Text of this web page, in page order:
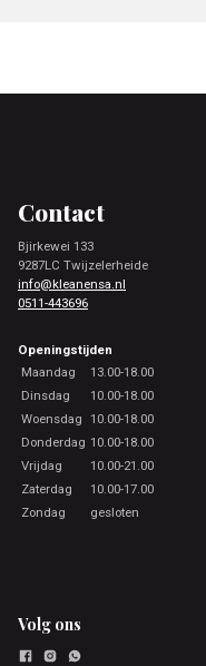
Contact
Bjirkewei 133
9287LC Twijzelerheide
info@kleanensa.nl
0511-443696
Openingstijden
Maandag
13.00-18.00
Dinsdag
10.00-18.00
Woensdag 10.00-18.00
Donderdag 10.00-18.00
Vrijdag
10.00-21.00
Zaterdag
10.00-17.00
Zondag
gesloten
Volg ons